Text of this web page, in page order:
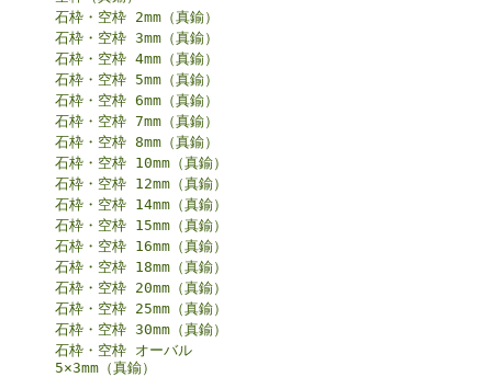
石枠・空枠 2mm（真鍮）
石枠・空枠 3mm（真鍮）
石枠・空枠 4mm（真鍮）
石枠・空枠 5mm（真鍮）
石枠・空枠 6mm（真鍮）
石枠・空枠 7mm（真鍮）
石枠・空枠 8mm（真鍮）
石枠・空枠 10mm（真鍮）
石枠・空枠 12mm（真鍮）
石枠・空枠 14mm（真鍮）
石枠・空枠 15mm（真鍮）
石枠・空枠 16mm（真鍮）
石枠・空枠 18mm（真鍮）
石枠・空枠 20mm（真鍮）
石枠・空枠 25mm（真鍮）
石枠・空枠 30mm（真鍮）
石枠・空枠 オーバル
5×3mm（真鍮）